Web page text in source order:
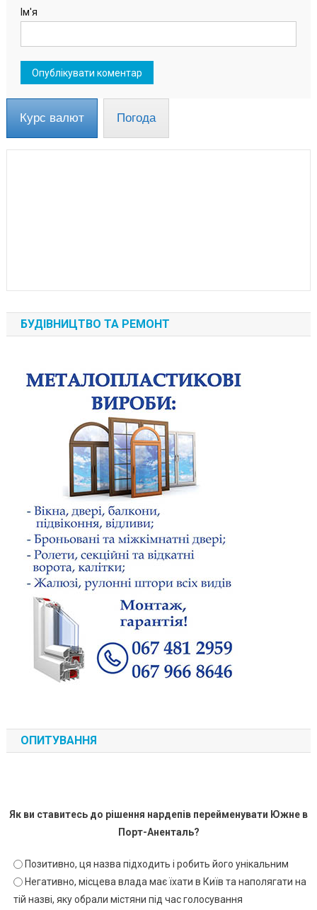
Ім'я
Курс валют Погода
БУДІВНИЦТВО ТА РЕМОНТ
ОПИТУВАННЯ
Як ви ставитесь до рішення нардепів перейменувати Южне в
Порт-Аненталь?
Позитивно, ця назва підходить і робить його унікальним
Негативно, місцева влада має їхати в Київ та наполягати на
тій назві, яку обрали містяни під час голосування